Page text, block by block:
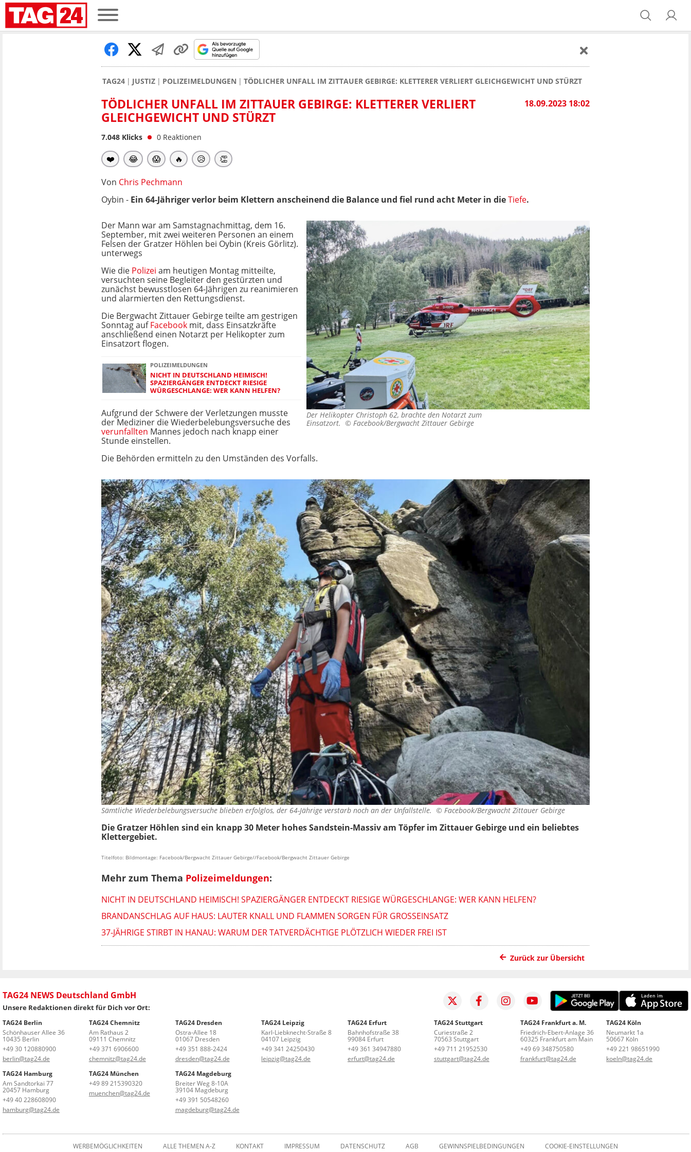
TAG24 JUSTIZ POLIZEIMELDUNGEN TÖDLICHER UNFALL IM ZITTAUER GEBIRGE: KLETTERER VERLIERT GLEICHGEWICHT UND STÜRZT
18.09.2023 18:02
TÖDLICHER UNFALL IM ZITTAUER GEBIRGE: KLETTERER VERLIERT
GLEICHGEWICHT UND STÜRZT
7.048 Klicks 0 Reaktionen
❤️ 😂 😱 🔥 😥 👏
Von Chris Pechmann
Oybin - Ein 64-Jähriger verlor beim Klettern anscheinend die Balance und fiel rund acht Meter in dieTiefe.
Der Helikopter Christoph 62, brachte den Notarzt zum
Einsatzort. © Facebook/Bergwacht Zittauer Gebirge
Der Mann war am Samstagnachmittag, dem 16.
September, mit zwei weiteren Personen an einem
Felsen der Gratzer Höhlen bei Oybin (Kreis Görlitz).
unterwegs
Wie die Polizei am heutigen Montag mitteilte,
versuchten seine Begleiter den gestürzten und
zunächst bewusstlosen 64-Jährigen zu reanimieren
und alarmierten den Rettungsdienst.
Die Bergwacht Zittauer Gebirge teilte am gestrigen
Sonntag aufFacebook mit, dass Einsatzkräfte
anschließend einen Notarzt per Helikopter zum
Einsatzort flogen.
POLIZEIMELDUNGEN
NICHT IN DEUTSCHLAND HEIMISCH!
SPAZIERGÄNGER ENTDECKT RIESIGE
WÜRGESCHLANGE: WER KANN HELFEN?
Aufgrund der Schwere der Verletzungen musste
der Mediziner die Wiederbelebungsversuche des
verunfallten Mannes jedoch nach knapp einer
Stunde einstellen.
Die Behörden ermitteln zu den Umständen des Vorfalls.
Sämtliche Wiederbelebungsversuche blieben erfolglos, der 64-Jährige verstarb noch an der Unfallstelle. © Facebook/Bergwacht Zittauer Gebirge
Die Gratzer Höhlen sind ein knapp 30 Meter hohes Sandstein-Massiv am Töpfer im Zittauer Gebirge und ein beliebtes
Klettergebiet.
Titelfoto: Bildmontage: Facebook/Bergwacht Zittauer Gebirge//Facebook/Bergwacht Zittauer Gebirge
Mehr zum Thema Polizeimeldungen:
NICHT IN DEUTSCHLAND HEIMISCH! SPAZIERGÄNGER ENTDECKT RIESIGE WÜRGESCHLANGE: WER KANN HELFEN?
BRANDANSCHLAG AUF HAUS: LAUTER KNALL UND FLAMMEN SORGEN FÜR GROSSEINSATZ
37-JÄHRIGE STIRBT IN HANAU: WARUM DER TATVERDÄCHTIGE PLÖTZLICH WIEDER FREI IST
Zurück zur Übersicht
TAG24 NEWS Deutschland GmbH
Unsere Redaktionen direkt für Dich vor Ort:
TAG24 Berlin
Schönhauser Allee 36
10435 Berlin
+49 30 120880900
berlin@tag24.de
TAG24 Chemnitz
Am Rathaus 2
09111 Chemnitz
+49 371 6906600
chemnitz@tag24.de
TAG24 Dresden
Ostra-Allee 18
01067 Dresden
+49 351 888-2424
dresden@tag24.de
TAG24 Leipzig
Karl-Liebknecht-Straße 8
04107 Leipzig
+49 341 24250430
leipzig@tag24.de
TAG24 Erfurt
Bahnhofstraße 38
99084 Erfurt
+49 361 34947880
erfurt@tag24.de
TAG24 Stuttgart
Curiestraße 2
70563 Stuttgart
+49 711 21952530
stuttgart@tag24.de
TAG24 Frankfurt a. M.
Friedrich-Ebert-Anlage 36
60325 Frankfurt am Main
+49 69 348750580
frankfurt@tag24.de
TAG24 Köln
Neumarkt 1a
50667 Köln
+49 221 98651990
koeln@tag24.de
TAG24 Hamburg
Am Sandtorkai 77
20457 Hamburg
+49 40 228608090
hamburg@tag24.de
TAG24 München
+49 89 215390320
muenchen@tag24.de
TAG24 Magdeburg
Breiter Weg 8-10A
39104 Magdeburg
+49 391 50548260
magdeburg@tag24.de
WERBEMÖGLICHKEITEN ALLE THEMEN A-Z KONTAKT IMPRESSUM DATENSCHUTZ AGB GEWINNSPIELBEDINGUNGEN COOKIE-EINSTELLUNGEN